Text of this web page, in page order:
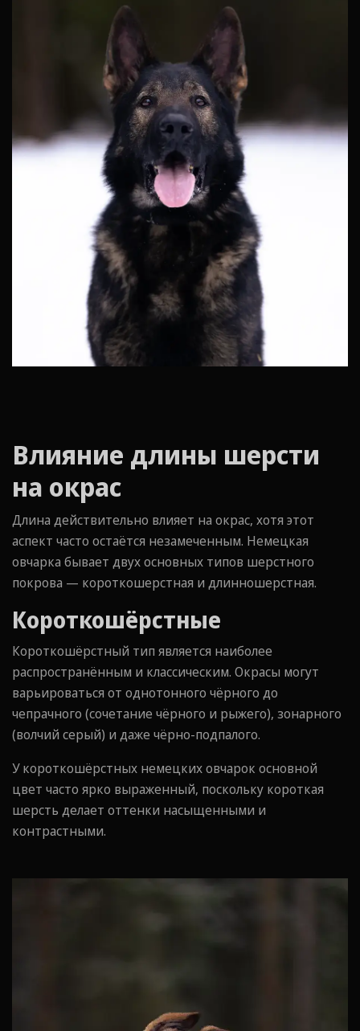
Влияние длины шерсти
на окрас
Длина действительно влияет на окрас, хотя этот
аспект часто остаётся незамеченным. Немецкая
овчарка бывает двух основных типов шерстного
покрова — короткошерстная и длинношерстная.
Короткошёрстные
Короткошёрстный тип является наиболее
распространённым и классическим. Окрасы могут
варьироваться от однотонного чёрного до
чепрачного (сочетание чёрного и рыжего), зонарного
(волчий серый) и даже чёрно-подпалого.
У короткошёрстных немецких овчарок основной
цвет часто ярко выраженный, поскольку короткая
шерсть делает оттенки насыщенными и
контрастными.